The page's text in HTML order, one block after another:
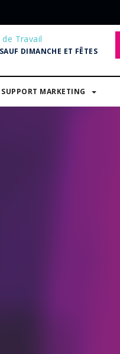
Travail
DIMANCHE ET FÊTES
SUPPORT MARKETING